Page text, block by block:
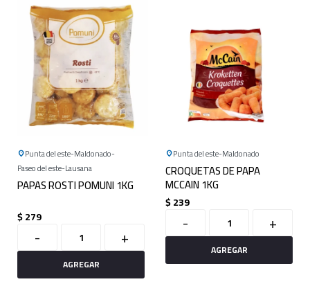
Punta del este Maldonado
Paseo del este Lausana
PAPAS ROSTI POMUNI 1KG
$279
- +
Punta del este Maldonado
CROQUETAS DE PAPA
MCCAIN 1KG
$239
- +